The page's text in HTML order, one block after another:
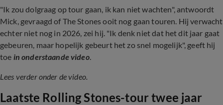
"Ik zou dolgraag op tour gaan, ik kan niet wachten", antwoordt
Mick, gevraagd of The Stones ooit nog gaan touren. Hij verwacht
echter niet nog in 2026, zei hij. "Ik denk niet dat het dit jaar gaat
gebeuren, maar hopelijk gebeurt het zo snel mogelijk", geeft hij
toe in onderstaande video.
Lees verder onder de video.
Laatste Rolling Stones-tour twee jaar